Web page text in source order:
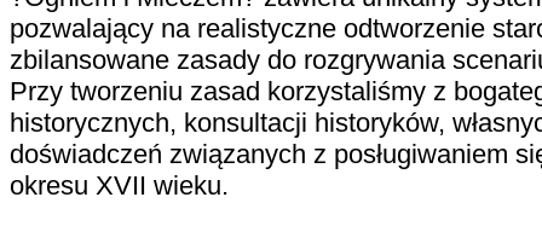
pozwalający na realistyczne odtworzenie
zbilansowane zasady do rozgrywania
Przy tworzeniu zasad korzystaliśmy z
historycznych, konsultacji historyków,
doświadczeń związanych z posługiwaniem
okresu XVII wieku.